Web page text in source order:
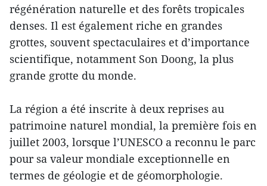
régénération naturelle et des forêts tropicales
denses. Il est également riche en grandes
grottes, souvent spectaculaires et d’importance
scientifique, notamment Son Doong, la plus
grande grotte du monde.
La région a été inscrite à deux reprises au
patrimoine naturel mondial, la première fois en
juillet 2003, lorsque l’UNESCO a reconnu le parc
pour sa valeur mondiale exceptionnelle en
termes de géologie et de géomorphologie.